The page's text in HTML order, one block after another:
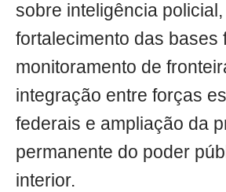
sobre inteligência policial,
fortalecimento das bases
monitoramento de
integração entre forças
federais e ampliação da
permanente do poder
interior.